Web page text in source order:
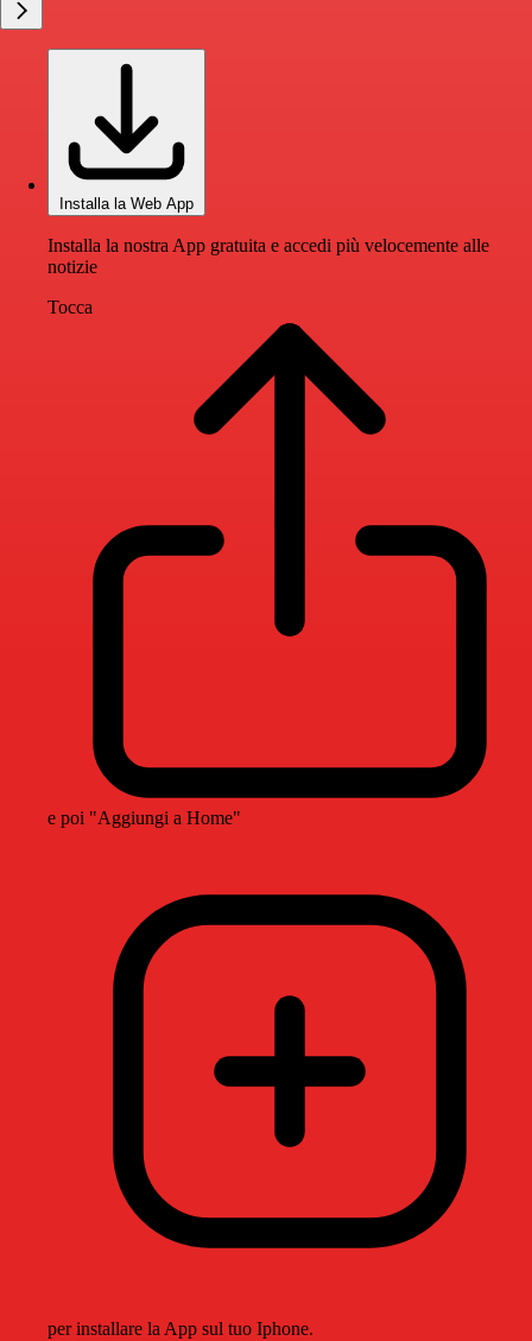
Installa la Web App
Installa la nostra App gratuita e accedi più velocemente alle
notizie
Tocca
e poi "Aggiungi a Home"
per installare la App sul tuo Iphone.